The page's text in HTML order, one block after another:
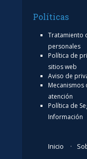
Políticas
Tratamiento
personales
Política de
sitios web
Aviso de
Mecanismos
atención
Política de
Información
Inicio